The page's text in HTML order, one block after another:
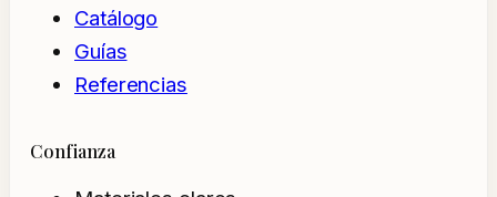
Catálogo
Guías
Referencias
Confianza